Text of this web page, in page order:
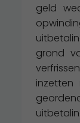
geld
grond